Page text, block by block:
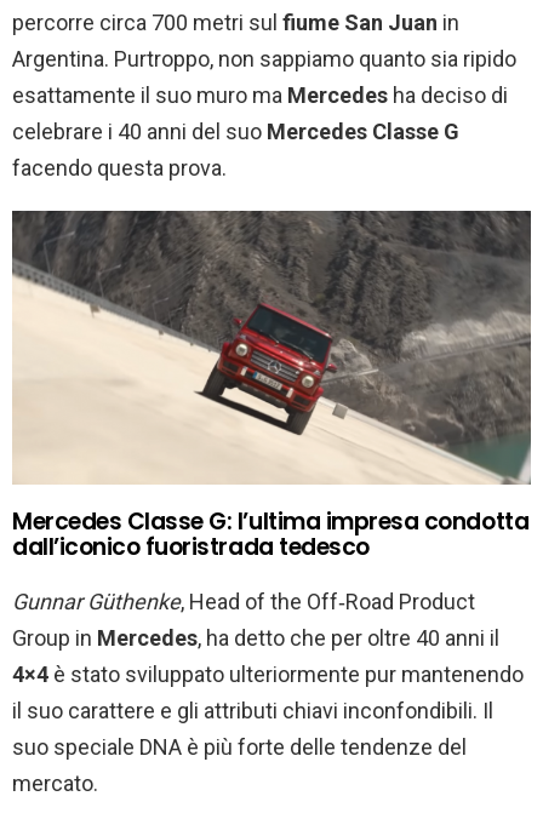
percorre circa 700 metri sul fiume San Juan in
Argentina. Purtroppo, non sappiamo quanto sia ripido
esattamente il suo muro ma Mercedes ha deciso di
celebrare i 40 anni del suo Mercedes Classe G
facendo questa prova.
Mercedes Classe G: l’ultima impresa condotta
dall’iconico fuoristrada tedesco
Gunnar Güthenke, Head of the Off‑Road Product
Group in Mercedes, ha detto che per oltre 40 anni il
4×4 è stato sviluppato ulteriormente pur mantenendo
il suo carattere e gli attributi chiavi inconfondibili. Il
suo speciale DNA è più forte delle tendenze del
mercato.